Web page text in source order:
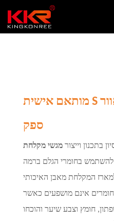
מותאם אישית S
ספק
בתכנון וייצור מגשי מקלחת
בחומרי הגלם ברמה
המקלחת מאבן האיכותי
אינם מושפעים כאשר
חומץ וצבע שיער והוכחו